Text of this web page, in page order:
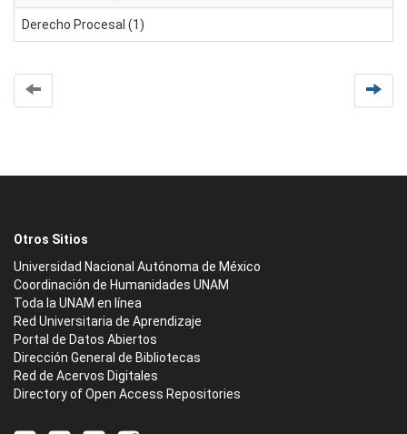
Derecho Procesal (1)
Otros Sitios
Universidad Nacional Autónoma de México
Coordinación de Humanidades UNAM
Toda la UNAM en línea
Red Universitaria de Aprendizaje
Portal de Datos Abiertos
Dirección General de Bibliotecas
Red de Acervos Digitales
Directory of Open Access Repositories